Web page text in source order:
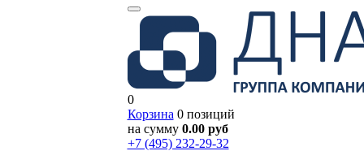
0
Корзина 0 позиций
на сумму 0.00 руб
+7 (495) 232-29-32